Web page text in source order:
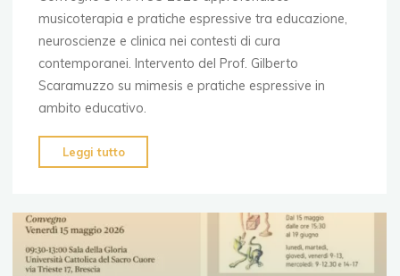
musicoterapia e pratiche espressive tra educazione,
neuroscienze e clinica nei contesti di cura
contemporanei. Intervento del Prof. Gilberto
Scaramuzzo su mimesis e pratiche espressive in
ambito educativo.
Leggi tutto
dell’incontro"